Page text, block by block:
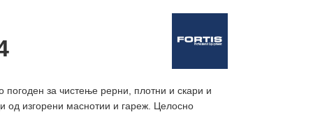
погоден за чистење рерни, плотни и скари и
од изгорени маснотии и гареж. Целосно